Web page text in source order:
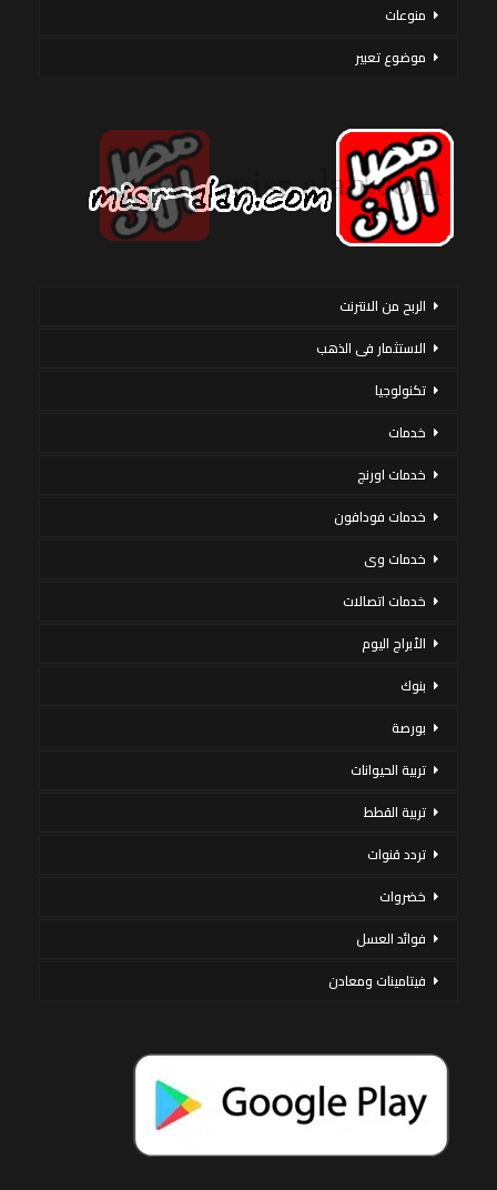
منوعات
موضوع تعبير
الربح من الانترنت
الاستثمار فى الذهب
تكنولوجيا
خدمات
خدمات اورنج
خدمات فودافون
خدمات وى
خدمات اتصالات
الأبراج اليوم
بنوك
بورصة
تربية الحيوانات
تربية القطط
تردد قنوات
خضروات
فوائد العسل
فيتامينات ومعادن